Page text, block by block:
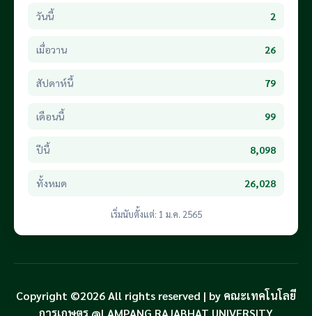
วันนี้ 2
เมื่อวาน 26
สัปดาห์นี้ 79
เดือนนี้ 99
ปีนี้ 8,098
ทั้งหมด 26,028
เริ่มนับตั้งแต่: 1 ม.ค. 2565
Copyright ©2026 All rights reserved | by คณะเทคโนโลยี